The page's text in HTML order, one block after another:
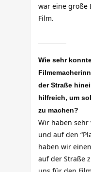
war eine große
Film.
Wie sehr
der Straße
hilfreich, um
zu machen?
Wir haben sehr
und auf den
haben wir
auf der Straße